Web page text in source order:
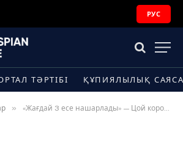
РУС
ТӘРТІБІ ҚҰПИЯЛЫЛЫҚ
» «Жағдай 3 есе нашарлады» — Цой коронавирус жұқтыру туралы